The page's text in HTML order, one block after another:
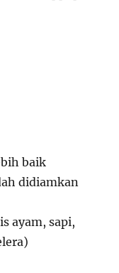
baik
didiamkan
ayam, sapi,